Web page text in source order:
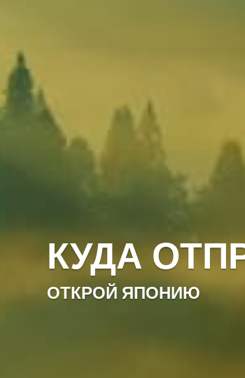
КУДА
ОТКРОЙ ЯПОНИЮ